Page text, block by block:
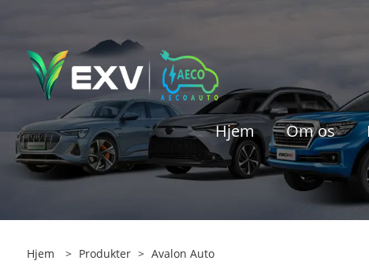
Hjem Om os
Hjem > Produkter > Avalon Auto